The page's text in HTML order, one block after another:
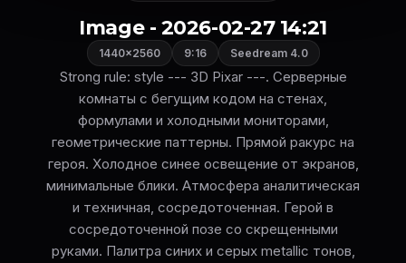
Image - 2026-02-27 14:21
1440×2560 9:16 Seedream 4.0
Strong rule: style --- 3D Pixar ---. Серверные
комнаты с бегущим кодом на стенах,
формулами и холодными мониторами,
геометрические паттерны. Прямой ракурс на
героя. Холодное синее освещение от экранов,
минимальные блики. Атмосфера аналитическая
и техничная, сосредоточенная. Герой в
сосредоточенной позе со скрещенными
руками. Палитра синих и серых metallic тонов,